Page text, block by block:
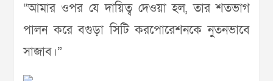
“আমার ওপর যে দায়িত্ব দেওয়া হল, তার শতভাগ
পালন করে বগুড়া সিটি করপোরেশনকে নুতনভাবে
সাজাব।”